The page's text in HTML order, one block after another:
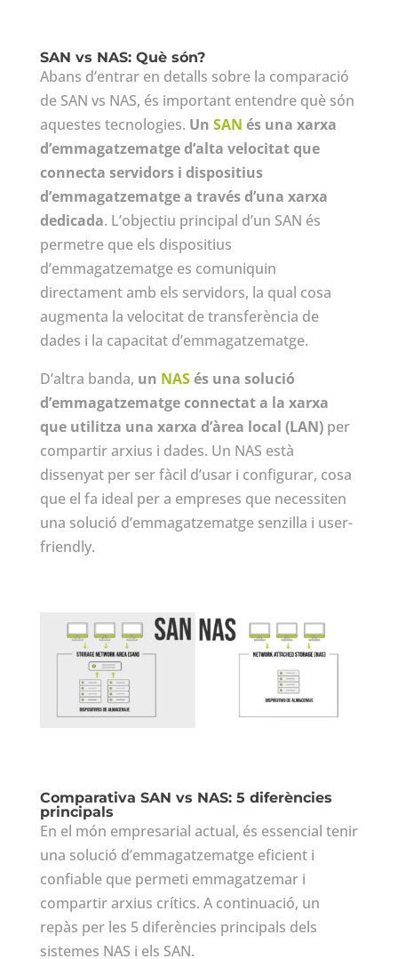
SAN vs NAS: Què són?
Abans d’entrar en detalls sobre la comparació
de SAN vs NAS, és important entendre què són
aquestes tecnologies. Un SAN és una xarxa
d’emmagatzematge d’alta velocitat que
connecta servidors i dispositius
d’emmagatzematge a través d’una xarxa
dedicada. L’objectiu principal d’un SAN és
permetre que els dispositius
d’emmagatzematge es comuniquin
directament amb els servidors, la qual cosa
augmenta la velocitat de transferència de
dades i la capacitat d’emmagatzematge.
D’altra banda, un NASés una solució
d’emmagatzematge connectat a la xarxa
que utilitza una xarxa d’àrea local (LAN)per
compartir arxius i dades. Un NAS està
dissenyat per ser fàcil d’usar i configurar, cosa
que el fa ideal per a empreses que necessiten
una solució d’emmagatzematge senzilla i user-
friendly.
Comparativa SAN vs NAS: 5 diferències
principals
En el món empresarial actual, és essencial tenir
una solució d’emmagatzematge eficient i
confiable que permeti emmagatzemar i
compartir arxius crítics. A continuació, un
repàs per les 5 diferències principals dels
sistemes NAS i els SAN.